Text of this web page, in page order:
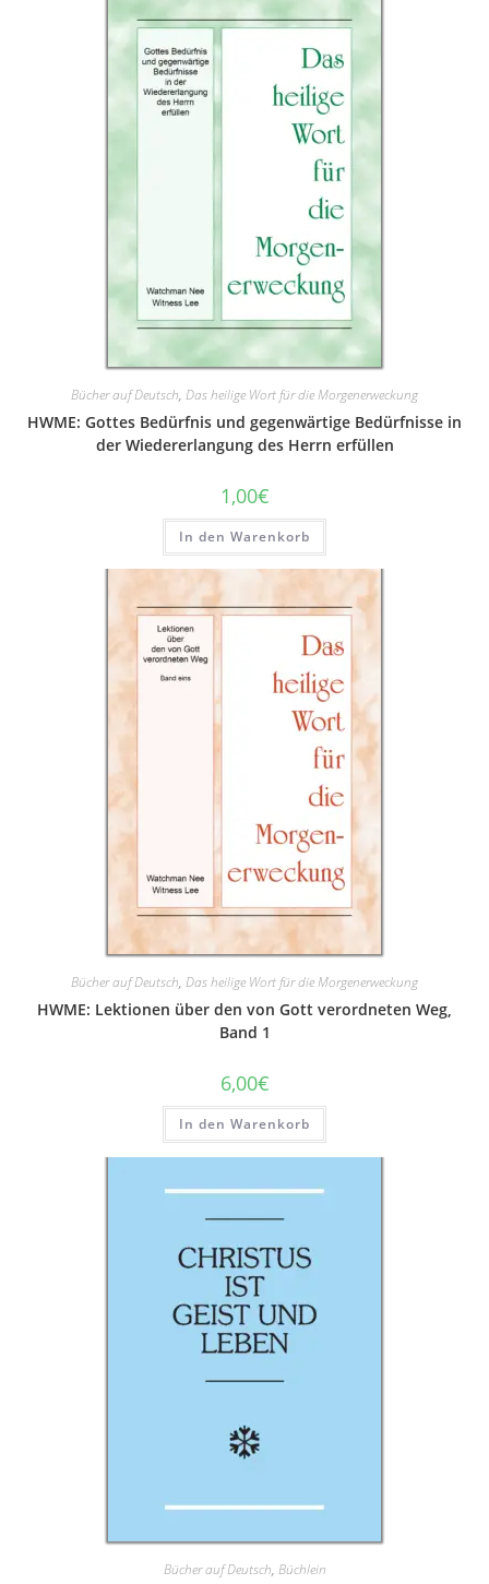
Bücher auf Deutsch, Das heilige Wort für die Morgenerweckung
HWME: Gottes Bedürfnis und gegenwärtige Bedürfnisse in
der Wiedererlangung des Herrn erfüllen
1,00€
In den Warenkorb
Bücher auf Deutsch, Das heilige Wort für die Morgenerweckung
HWME: Lektionen über den von Gott verordneten Weg,
Band 1
6,00€
In den Warenkorb
Bücher auf Deutsch, Büchlein